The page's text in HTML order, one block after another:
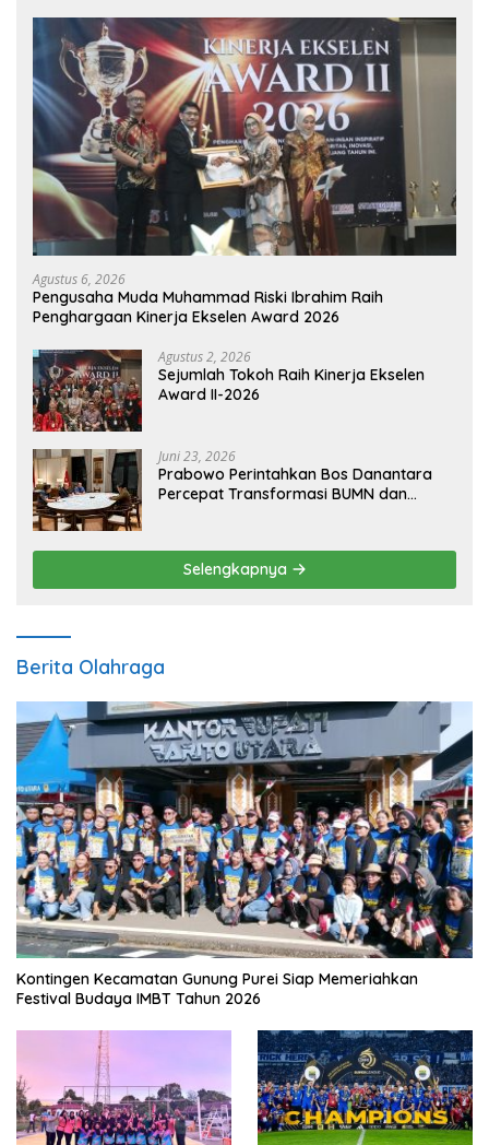
Agustus 6, 2026
Pengusaha Muda Muhammad Riski Ibrahim Raih
Penghargaan Kinerja Ekselen Award 2026
Agustus 2, 2026
Sejumlah Tokoh Raih Kinerja Ekselen
Award II-2026
Juni 23, 2026
Prabowo Perintahkan Bos Danantara
Percepat Transformasi BUMN dan
Selengkapnya
Berita Olahraga
Kontingen Kecamatan Gunung Purei Siap Memeriahkan
Festival Budaya IMBT Tahun 2026